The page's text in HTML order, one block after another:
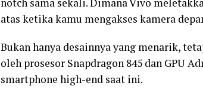
atas ketika kamu mengakses kamera
Bukan hanya desainnya yang menarik,
oleh prosesor Snapdragon 845 dan GPU
smartphone high-end saat ini.